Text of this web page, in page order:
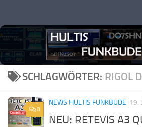
SCHLAGWÖRTER: RIGOL
0
NEWS HULTIS FUNKBUDE 19.
NEU: RETEVIS A3